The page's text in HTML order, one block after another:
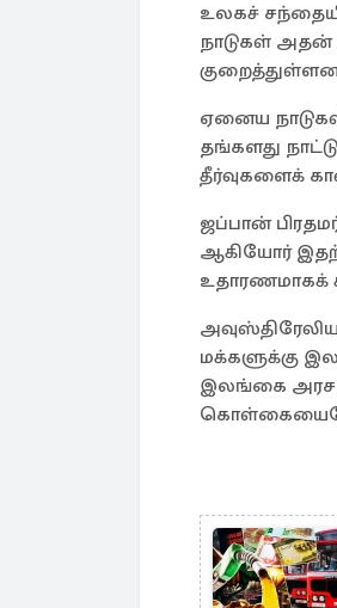
உலகச்
நாடுகள் அதன்
ஏனைய
தங்களது
தீர்வுகளைக்
ஜப்பான்
ஆகியோர்
உதாரணமாகக்
மக்களுக்கு
இலங்கை
கொள்கையையே